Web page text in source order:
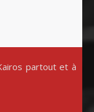
partout et à